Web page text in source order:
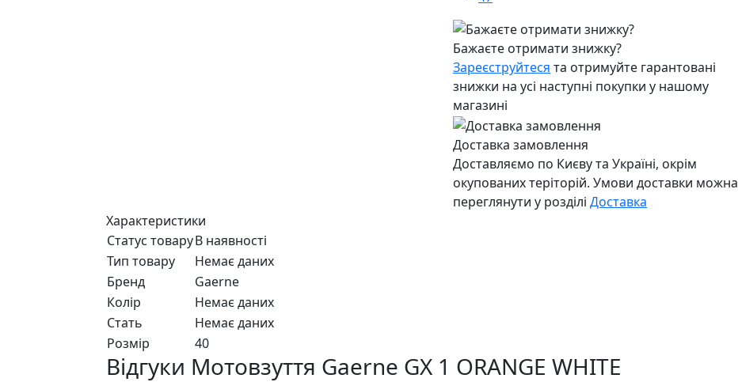
Бажаєте отримати знижку?
Зареєструйтеся та отримуйте гарантовані
знижки на усі наступні покупки у нашому
магазині
Доставка замовлення
Доставляємо по Києву та Україні, окрім
окупованих теріторій. Умови доставки можна
переглянути у розділі Доставка
Характеристики
Статус товаруВ наявності
Тип товару
Немає даних
Бренд
Gaerne
Колір
Немає даних
Стать
Немає даних
Розмір
40
Відгуки Мотовзуття Gaerne GX 1 ORANGE WHITE